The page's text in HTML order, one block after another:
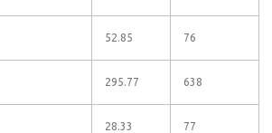
52.85 76
295.77 638
28.33 77